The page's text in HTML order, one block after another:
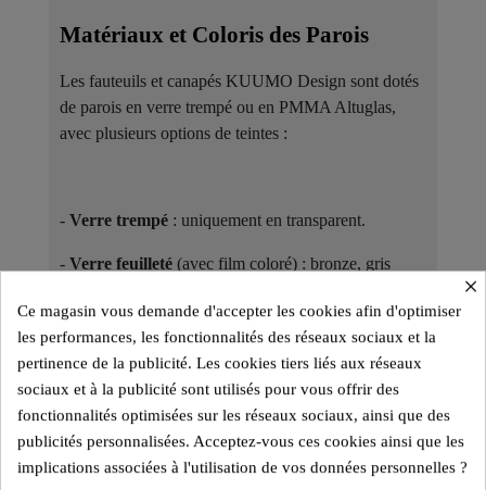
Matériaux et Coloris des Parois ​
Les fauteuils et canapés KUUMO Design sont dotés
de parois en verre trempé ou en PMMA Altuglas,
avec plusieurs options de teintes :
- Verre trempé : uniquement en transparent.
- Verre feuilleté (avec film coloré) : bronze, gris
-PMMA Altuglas: transparent, bronze, gris-bleu.
Utilisables en intérieur en verre ou en PMMA
Altuglas, les modèles en PMMA Altuglas sont aussi
adaptés à une utilisation en extérieur.
×
Ce magasin vous demande d'accepter les cookies afin d'optimiser
les performances, les fonctionnalités des réseaux sociaux et la
pertinence de la publicité. Les cookies tiers liés aux réseaux
sociaux et à la publicité sont utilisés pour vous offrir des
fonctionnalités optimisées sur les réseaux sociaux, ainsi que des
publicités personnalisées. Acceptez-vous ces cookies ainsi que les
implications associées à l'utilisation de vos données personnelles ?